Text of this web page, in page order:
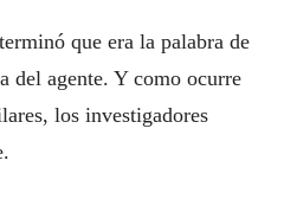
que era la palabra de
del agente. Y como ocurre
los investigadores